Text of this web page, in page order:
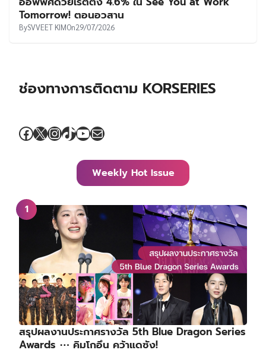
Tomorrow! ตอนอวสาน
BySVVEET KIMOn29/07/2026
ช่องทางการติดตาม KORSERIES
Facebook
X Instagram
TikTok
YouTube
Mail
Weekly Hot Issue
สรุปผลงานประกาศรางวัล 5th Blue Dragon Series
Awards ⋯ คิมโกอึน คว้าแดซัง!